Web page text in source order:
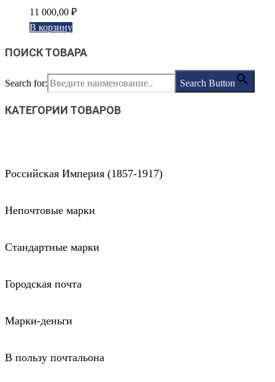
11 000,00 ₽
В корзину
ПОИСК ТОВАРА
Search for: Search Button
КАТЕГОРИИ ТОВАРОВ
Российская Империя (1857-1917)
Непочтовые марки
Стандартные марки
Городская почта
Марки-деньги
В пользу почтальона